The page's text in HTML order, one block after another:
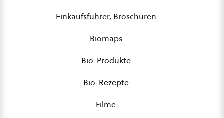
Einkaufsführer, Broschüren
Biomaps
Bio-Produkte
Bio-Rezepte
Filme